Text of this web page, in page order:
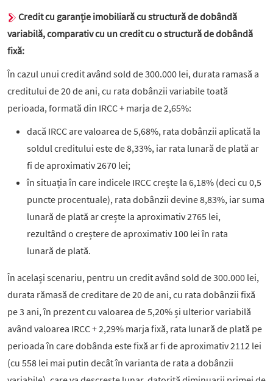
Credit cu garanție imobiliară cu structură de dobândă
variabilă, comparativ cu un credit cu o structură de dobândă
fixă:
În cazul unui credit având sold de 300.000 lei, durata ramasă a
creditului de 20 de ani, cu rata dobânzii variabile toată
perioada, formată din IRCC + marja de 2,65%:
dacă IRCC are valoarea de 5,68%, rata dobânzii aplicată la
soldul creditului este de 8,33%, iar rata lunară de plată ar
fi de aproximativ 2670 lei;
în situația în care indicele IRCC crește la 6,18% (deci cu 0,5
puncte procentuale), rata dobânzii devine 8,83%, iar suma
lunară de plată ar crește la aproximativ 2765 lei,
rezultând o creștere de aproximativ 100 lei în rata
lunară de plată.
În același scenariu, pentru un credit având sold de 300.000 lei,
durata rămasă de creditare de 20 de ani, cu rata dobânzii fixă
pe 3 ani, în prezent cu valoarea de 5,20% și ulterior variabilă
având valoarea IRCC + 2,29% marja fixă, rata lunară de plată pe
perioada în care dobânda este fixă ar fi de aproximativ 2112 lei
(cu 558 lei mai putin decât în varianta de rata a dobânzii